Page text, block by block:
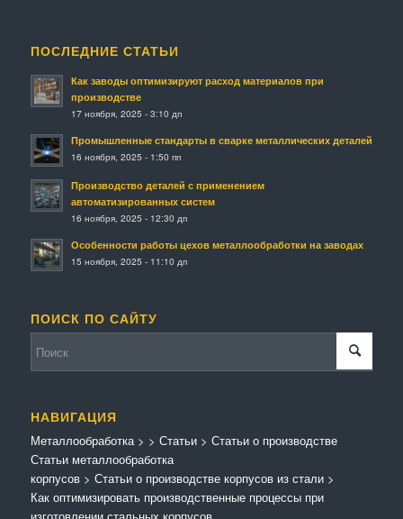
ПОСЛЕДНИЕ СТАТЬИ
Как заводы оптимизируют расход материалов при
производстве
17 ноября, 2025 - 3:10 дп
Промышленные стандарты в сварке металлических деталей
16 ноября, 2025 - 1:50 пп
Производство деталей с применением
автоматизированных систем
16 ноября, 2025 - 12:30 дп
Особенности работы цехов металлообработки на заводах
15 ноября, 2025 - 11:10 дп
ПОИСК ПО САЙТУ
НАВИГАЦИЯ
Металлообработка>
Статьи металлообработка
> Статьи> Статьи о производстве
корпусов> Статьи о производстве корпусов из стали>
Как оптимизировать производственные процессы при
изготовлении стальных корпусов